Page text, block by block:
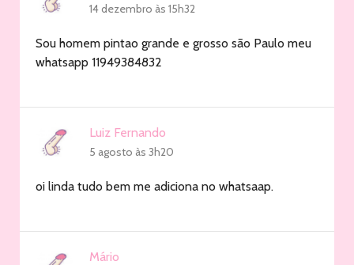
14 dezembro às 15h32
Sou homem pintao grande e grosso são Paulo meu
whatsapp 11949384832
Luiz Fernando
5 agosto às 3h20
oi linda tudo bem me adiciona no whatsaap.
Mário